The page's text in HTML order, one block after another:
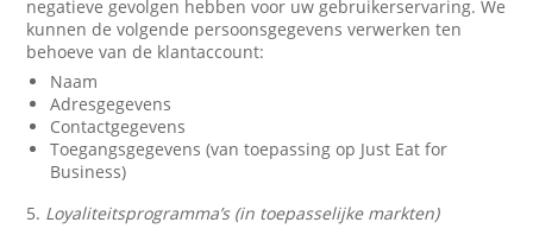
negatieve gevolgen hebben voor uw gebruikerservaring. We
kunnen de volgende persoonsgegevens verwerken ten
behoeve van de klantaccount:
Naam
Adresgegevens
Contactgegevens
Toegangsgegevens (van toepassing op Just Eat for
Business)
5. Loyaliteitsprogramma’s (in toepasselijke markten)